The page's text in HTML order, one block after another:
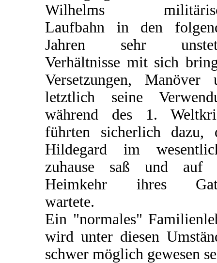
Wilhelms
Laufbahn in den
Jahren sehr
Verhältnisse mit sich
Versetzungen, Manöver
letztlich seine
während des 1.
führten sicherlich dazu,
Hildegard im
zuhause saß und auf
Heimkehr ihres
wartete.
Ein "normales"
wird unter diesen
schwer möglich gewesen